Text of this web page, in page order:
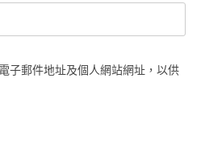
子郵件地址及個人網站網址，以供